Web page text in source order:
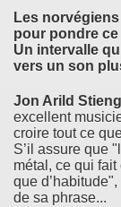
Les
pour pondre
Un intervalle
vers un son
Jon Arild Stieng
excellent
croire tout ce
S’il assure que
métal, ce qui
que
de sa phrase...